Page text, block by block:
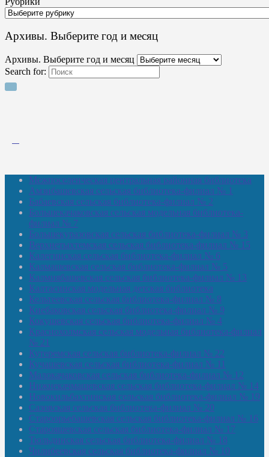
Архивы. Выберите год и месяц
Архивы. Выберите год и месяц
Search for:
Межпоселенческая центральная районная библиотека
Амзибашевская сельская библиотека-филиал № 1
Бабаевская сельская библиотека-филиал № 2
Большекачаковская сельская модельная библиотека-
филиал № 7
Большекуразовская сельская библиотека-филиал № 3
Верхнетыхтемская сельская библиотека-филиал № 15
Калегинская сельская библиотека-филиал № 6
Калмашевская сельская библиотека-филиал № 5
Калмиябашевская сельская библиотека-филиал № 13
Калтасинская модельная детская библиотека
Кельтеевская сельская библиотека-филиал № 8
Киебаковская сельская библиотека-филиал № 9
Кокушевская сельская библиотека-филиал № 4
Краснохолмская сельская модельная библиотека-филиал
№ 21
Кутеремская сельская библиотека-филиал № 22
Кучашевская сельская библиотека-филиал № 11
Малокачаковская сельская библиотека-филиал № 12
Нижнекачмашевская сельская библиотека-филиал № 14
Новокильбахтинская сельская библиотека-филиал № 19
Сазовская сельская библиотека-филиал № 20
Староорьебашевская сельская библиотека-филиал № 16
Старояшевская сельская библиотека-филиал № 17
Тюльдинская сельская библиотека-филиал № 18
Чилибеевская сельская библиотека-филиал № 10